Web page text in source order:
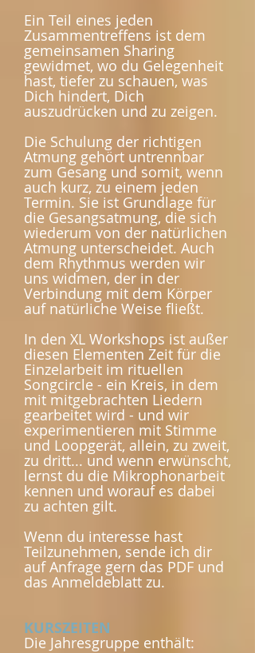
Ein Teil eines jeden
Zusammentreffens ist dem
gemeinsamen Sharing
gewidmet, wo du Gelegenheit
hast, tiefer zu schauen, was
Dich hindert, Dich
auszudrücken und zu zeigen.
Die Schulung der richtigen
Atmung gehört untrennbar
zum Gesang und somit, wenn
auch kurz, zu einem jeden
Termin. Sie ist Grundlage für
die Gesangsatmung, die sich
wiederum von der natürlichen
Atmung unterscheidet. Auch
dem Rhythmus werden wir
uns widmen, der in der
Verbindung mit dem Körper
auf natürliche Weise fließt.
In den XL Workshops ist außer
diesen Elementen Zeit für die
Einzelarbeit im rituellen
Songcircle - ein Kreis, in dem
mit mitgebrachten Liedern
gearbeitet wird - und wir
experimentieren mit Stimme
und Loopgerät, allein, zu zweit,
zu dritt... und wenn erwünscht,
lernst du die Mikrophonarbeit
kennen und worauf es dabei
zu achten gilt.
Wenn du interesse hast
Teilzunehmen, sende ich dir
auf Anfrage gern das PDF und
das Anmeldeblatt zu.
KURSZEITEN
Die Jahresgruppe enthält: